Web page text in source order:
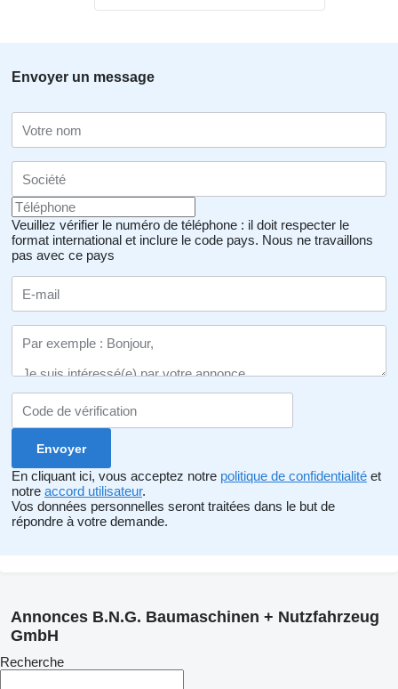
Envoyer un message
Veuillez vérifier le numéro de téléphone : il doit respecter le
format international et inclure le code pays. Nous ne travaillons
pas avec ce pays
En cliquant ici, vous acceptez notre politique de confidentialité et
notre accord utilisateur.
Vos données personnelles seront traitées dans le but de
répondre à votre demande.
Annonces B.N.G. Baumaschinen + Nutzfahrzeug
GmbH
Recherche